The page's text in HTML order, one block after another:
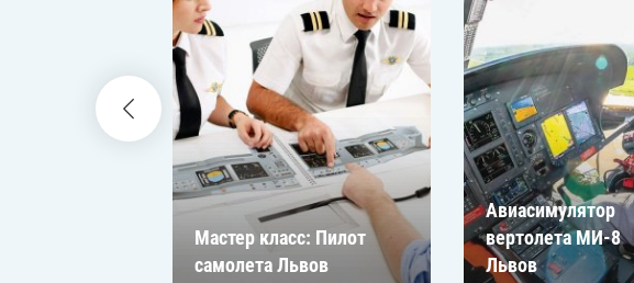
Мастер класс: Пилот
самолета Львов
Авиасимулятор
вертолета МИ-8
Львов